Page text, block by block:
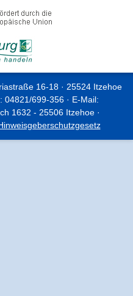
16-18 · 25524 Itzehoe
04821/699-356 · E-Mail:
1632 - 25506 Itzehoe ·